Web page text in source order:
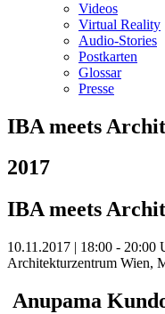
Videos
Virtual Reality
Audio-Stories
Postkarten
Glossar
Presse
IBA meets
2017
IBA meets
10.11.2017 | 18:00 - 20:00
Architekturzentrum Wien,
Anupama